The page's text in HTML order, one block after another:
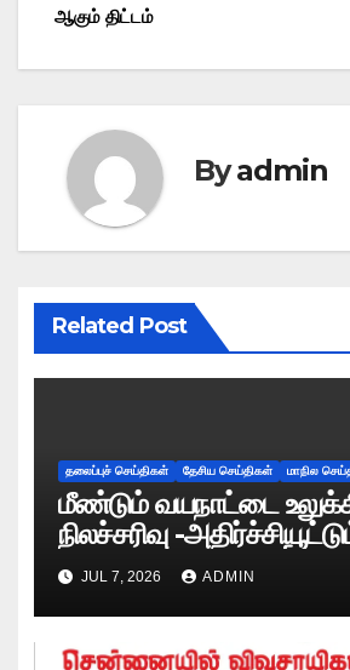
ஆகும் திட்டம்
Byadmin
Related Post
தலைப்புச் செய்திகள் தேசிய செய்திகள் மாநில
மீண்டும் வயநாட்டை
நிலச்சரிவு -
JUL 7, 2026 ADMIN